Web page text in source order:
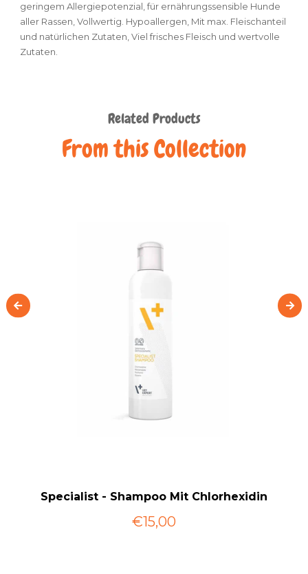
geringem Allergiepotenzial, für ernährungssensible Hunde
aller Rassen, Vollwertig. Hypoallergen, Mit max. Fleischanteil
und natürlichen Zutaten, Viel frisches Fleisch und wertvolle
Zutaten.
Related Products
From this Collection
Specialist - Shampoo Mit Chlorhexidin
€15,00